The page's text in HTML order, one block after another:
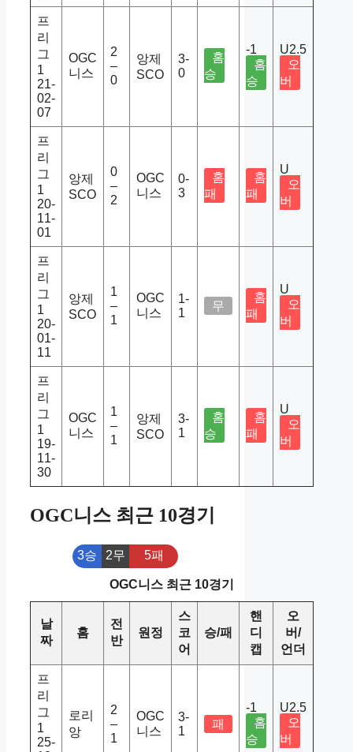
프
리
그
1
21-
02-
07
OGC
니스
2
–
0
앙제
SCO
3-
0
홈
승
-1
홈
승
U2.5
오
버
프
리
그
1
20-
11-
01
앙제
SCO
0
–
2
OGC
니스
0-
3
홈
패
홈
패
U
오
버
프
리
그
1
20-
01-
11
앙제
SCO
1
–
1
OGC
니스
1-
1
무
홈
패
U
오
버
프
리
그
1
19-
11-
30
OGC
니스
1
–
1
앙제
SCO
3-
1
홈
승
홈
패
U
오
버
OGC니스 최근 10경기
3승 2무 5패
OGC니스 최근 10경기
날
짜
홈
전
반
원정
스
코
어
승/패
핸
디
캡
오
버/
언더
프
리
그
1
25-
로리
앙
2
–
1
OGC
니스
3-
1
패
-1
홈
승
U2.5
오
버